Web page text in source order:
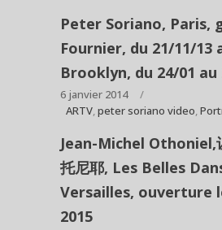
Peter Soriano, Paris,
Fournier, du 21/11/13
Brooklyn, du 24/01 au
6 janvier 2014
ARTV,peter soriano video,
Jean-Michel Othoniel,
托尼耶, Les Belles
Versailles, ouverture
2015